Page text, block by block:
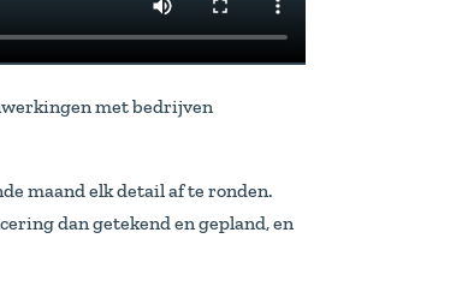
met bedrijven
maand elk detail af te ronden.
dan getekend en gepland, en